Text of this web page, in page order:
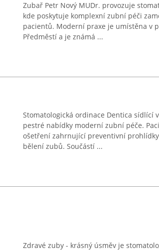
Zubař Petr Nový MUDr. provozuje
kde poskytuje komplexní zubní péči
pacientů. Moderní praxe je umístěna v
Předměstí a je známá ...
Stomatologická ordinace Dentica sídlící
pestré nabídky moderní zubní péče.
ošetření zahrnující preventivní
bělení zubů. Součástí ...
Zdravé zuby - krásný úsměv je